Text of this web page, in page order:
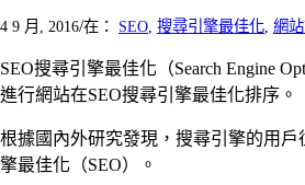
4 9 月, 2016/在： SEO 搜尋引擎最佳化 網
SEO搜尋引擎最佳化（Search Engine
進行網站在SEO搜尋引擎最佳化排序。
根據國內外研究發現，搜尋引擎的用
擎最佳化（SEO）。